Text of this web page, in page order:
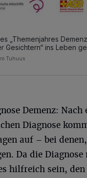
„Themenjahres
Gesichtern“ ins Leben
Tuhuus
Demenz: Nach
Diagnose
auf – bei
Da die
hilfreich sein,